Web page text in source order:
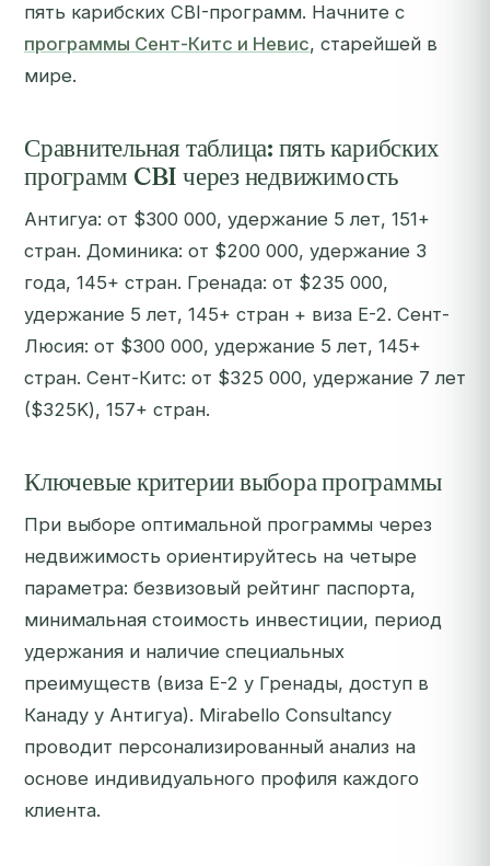
пять карибских CBI-программ. Начните с
программы Сент-Китс и Невис, старейшей в
мире.
Сравнительная таблица: пять карибских
программ CBI через недвижимость
Антигуа: от $300 000, удержание 5 лет, 151+
стран. Доминика: от $200 000, удержание 3
года, 145+ стран. Гренада: от $235 000,
удержание 5 лет, 145+ стран + виза E-2. Сент-
Люсия: от $300 000, удержание 5 лет, 145+
стран. Сент-Китс: от $325 000, удержание 7 лет
($325K), 157+ стран.
Ключевые критерии выбора программы
При выборе оптимальной программы через
недвижимость ориентируйтесь на четыре
параметра: безвизовый рейтинг паспорта,
минимальная стоимость инвестиции, период
удержания и наличие специальных
преимуществ (виза E-2 у Гренады, доступ в
Канаду у Антигуа). Mirabello Consultancy
проводит персонализированный анализ на
основе индивидуального профиля каждого
клиента.